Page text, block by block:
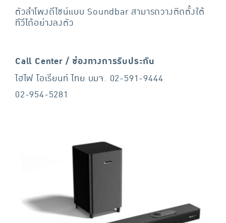
ตัวลำโพงดีไซน์แบบ Soundbar สามารถวางติดตั้งใต้
ทีวีได้อย่างลงตัว
Call Center / ช่องทางการรับประกัน
ไฮไฟ โอเรียนท์ ไทย บมจ. 02-591-9444
02-954-5281